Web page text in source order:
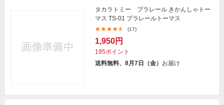
タカラトミー プラレール きかんしゃトー
マス TS-01 プラレールトーマス
(17)
1,950円
195ポイント
送料無料、8月7日（金） お届け